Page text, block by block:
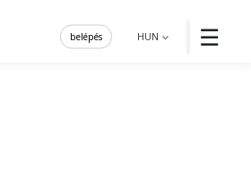
☰
HUN
belépés